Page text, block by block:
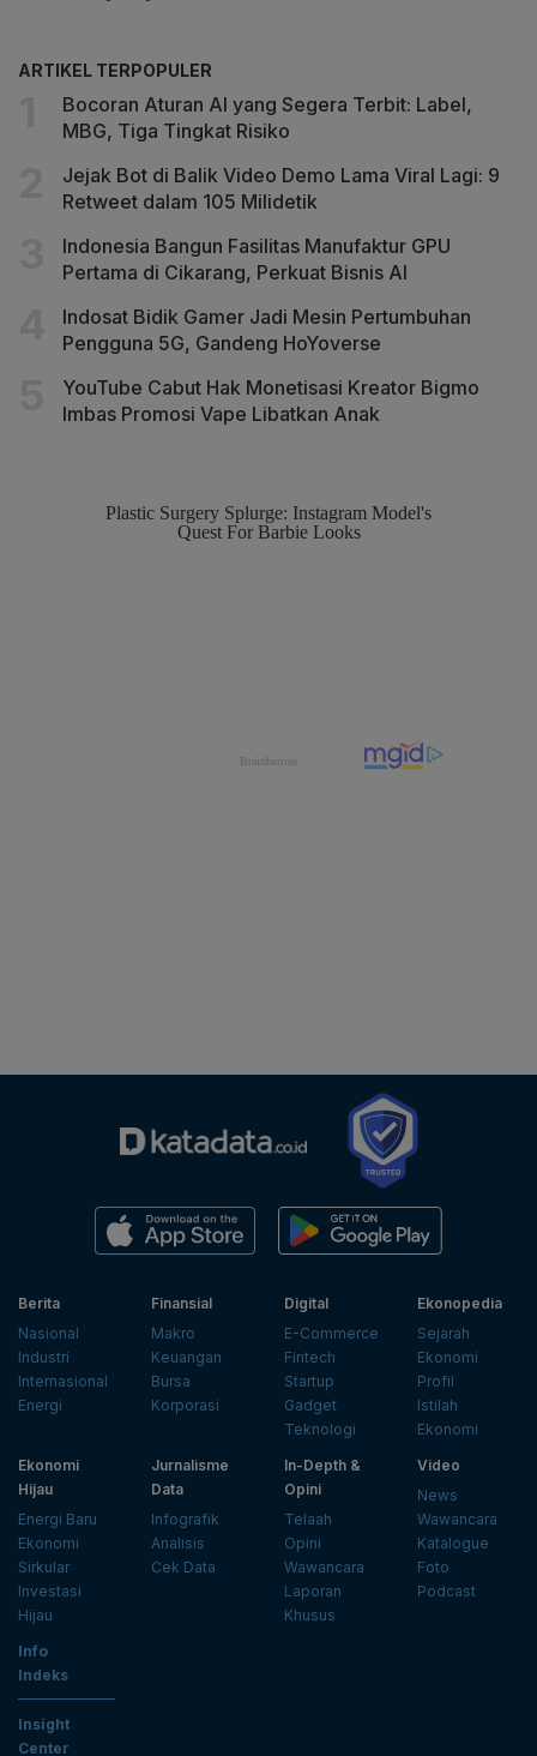
ARTIKEL TERPOPULER
Bocoran Aturan AI yang Segera Terbit: Label,
MBG, Tiga Tingkat Risiko
Jejak Bot di Balik Video Demo Lama Viral Lagi: 9
Retweet dalam 105 Milidetik
Indonesia Bangun Fasilitas Manufaktur GPU
Pertama di Cikarang, Perkuat Bisnis AI
Indosat Bidik Gamer Jadi Mesin Pertumbuhan
Pengguna 5G, Gandeng HoYoverse
YouTube Cabut Hak Monetisasi Kreator Bigmo
Imbas Promosi Vape Libatkan Anak
Berita
Nasional
Industri
Internasional
Energi
Finansial
Makro
Keuangan
Bursa
Korporasi
Digital
E-Commerce
Fintech
Startup
Gadget
Teknologi
Ekonopedia
Sejarah
Ekonomi
Profil
Istilah
Ekonomi
Ekonomi
Hijau
Energi Baru
Ekonomi
Sirkular
Investasi
Hijau
Jurnalisme
Data
Infografik
Analisis
Cek Data
In-Depth &
Opini
Telaah
Opini
Wawancara
Laporan
Khusus
Video
News
Wawancara
Katalogue
Foto
Podcast
Info
Indeks
Insight
Center